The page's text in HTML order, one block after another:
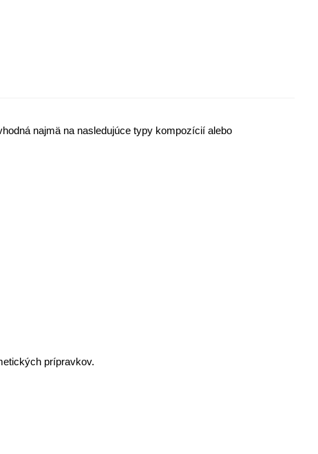
najmä na nasledujúce typy kompozícií alebo
prípravkov.